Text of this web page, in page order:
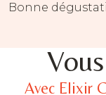
Bonne
Avec Elixir